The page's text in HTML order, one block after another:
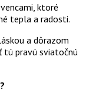
ktoré
tepla a radosti.
a dôrazom
tú pravú sviatočnú